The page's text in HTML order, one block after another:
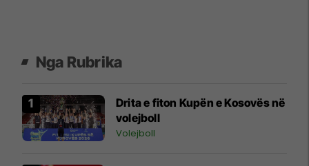
Nga Rubrika
Drita e fiton Kupën e Kosovës në
volejboll
Volejboll